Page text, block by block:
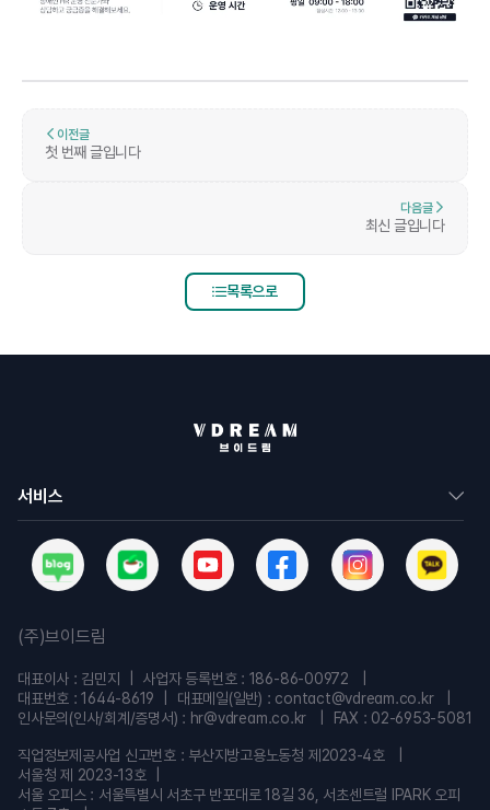
이전글
첫 번째 글입니다
다음글
최신 글입니다
목록으로
서비스
(주)브이드림
대표이사 : 김민지
사업자 등록번호 : 186-86-00972
대표번호 : 1644-8619
대표메일(일반) : contact@vdream.co.kr
인사문의(인사/회계/증명서) : hr@vdream.co.kr
FAX : 02-6953-5081
직업정보제공사업 신고번호 : 부산지방고용노동청 제2023-4호
서울청 제 2023-13호
서울 오피스 : 서울특별시 서초구 반포대로 18길 36, 서초센트럴 IPARK 오피